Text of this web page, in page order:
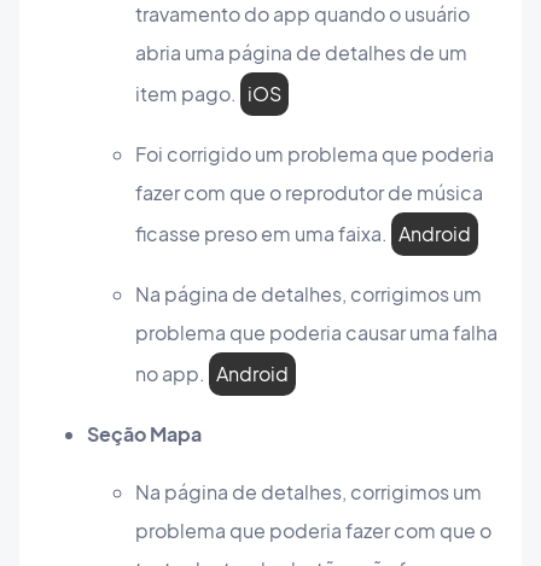
travamento do app quando o usuário
abria uma página de detalhes de um
item pago. iOS
Foi corrigido um problema que poderia
fazer com que o reprodutor de música
ficasse preso em uma faixa. Android
Na página de detalhes, corrigimos um
problema que poderia causar uma falha
no app. Android
Seção Mapa
Na página de detalhes, corrigimos um
problema que poderia fazer com que o